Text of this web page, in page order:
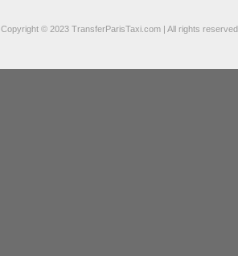
Copyright © 2023 TransferParisTaxi.com | All rights reserved